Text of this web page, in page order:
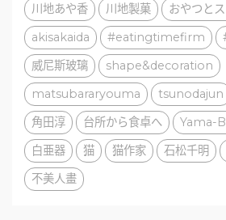
川地あや香
川地製菓 おやつと
akisakaida
#eatingtimefirm
威尼斯玻璃
shape&decoration
matsubararyouma
tsunodajun
角田淳
台所から食卓へ Yama-
白亜器
猫 猫作家 石松千明
不美人畫